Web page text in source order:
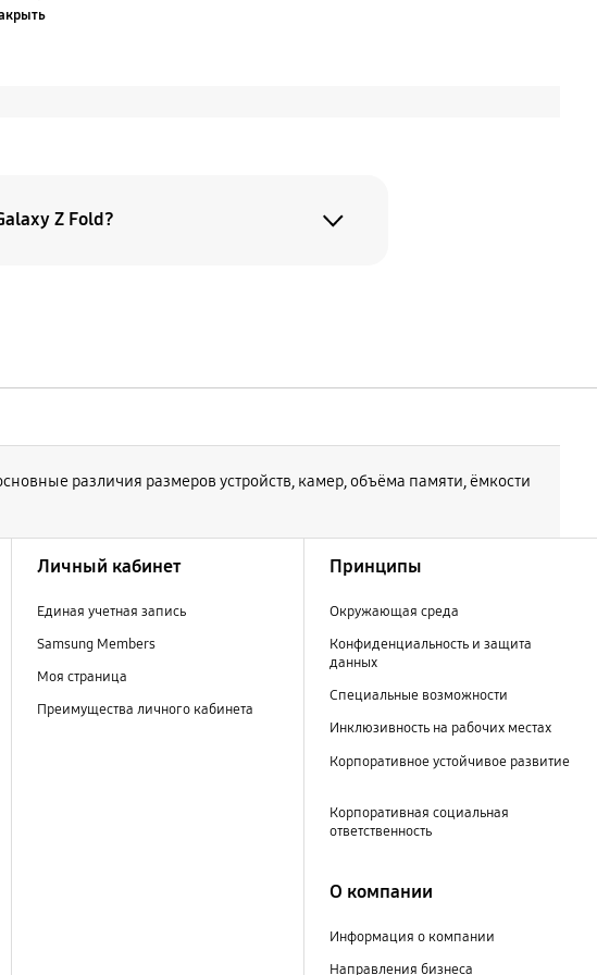
Z Fold?
различия размеров устройств, камер, объёма памяти, ёмкости
Личный кабинет
Единая учетная запись
Samsung Members
Моя страница
Преимущества личного кабинета
Принципы
Окружающая среда
Конфиденциальность и защита
данных
Специальные возможности
Инклюзивность на рабочих местах
Корпоративное устойчивое развитие
Корпоративная социальная
ответственность
О компании
Информация о компании
Направления бизнеса